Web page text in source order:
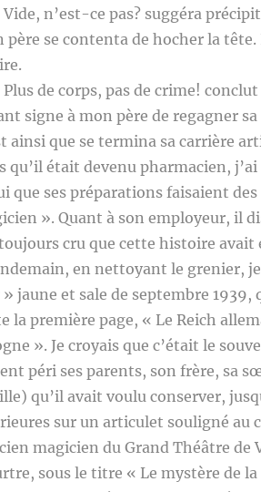
n’est-ce pas? suggéra
père se contenta de hocher la
de corps, pas de crime!
signe à mon père de regagner sa
ainsi que se termina sa carrière
qu’il était devenu pharmacien,
que ses préparations faisaient
». Quant à son employeur, il
toujours cru que cette histoire
en nettoyant le grenier,
» jaune et sale de septembre
la première page, « Le Reich
». Je croyais que c’était le
péri ses parents, son frère, sa
qu’il avait voulu conserver,
sur un articulet souligné au
magicien du Grand Théâtre
sous le titre « Le mystère de